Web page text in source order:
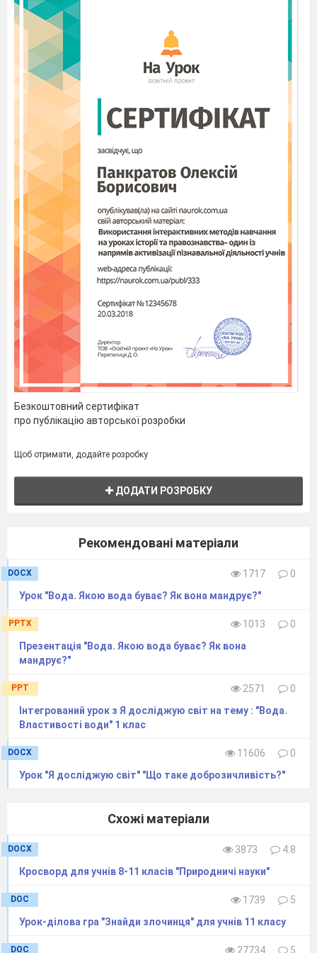
про дружбу.
2.
павутинки
Розмірковує якими
рисами має володіти
друг.
Стіна слів
Розширення
словникового запасу
4.
Гра «Мої
таємниці»
Підтримує та
сприймає інших;
ділиться своїми
почуттями.
Вивчення нового матеріалу
1.
Слухання та
обговорення
ситуації. Метод
З повагою сприймає
усні репліки учителя
й однокласників,
доречно реагує на
усну інформацію в
2.
Вправа «Сіамські
близнюки»
Формувати навички
команді, уміння
функції в команді.
3.
Технологія
речення»
Вступає в діалог на
зацікавленість.
4.
Збільшення
працездатності,
самопочуття.
5.
Розв’язання
Описує зміни
почуттів, настрою.
6.
Гра-розминка
«Це мійкр ащий
Вступає в діалог,
Закріплення та осмислення матеріалу
та
люди стають
друзями/ворогами;
встановлює, що
кожного, усі люди
можуть дружити.
Збирає дані, що
Безкоштовний сертифікат
про публікацію авторської розробки
Щоб отримати, додайте розробку
ДОДАТИ РОЗРОБКУ
Рекомендовані матеріали
DOCX 1717
0
Урок "Вода. Якою вода буває? Як вона мандрує?"
PPTX 1013
0
Презентація "Вода. Якою вода буває? Як вона
мандрує?"
PPT 2571
0
Інтегрований урок з Я досліджую світ на тему : "Вода.
Властивості води" 1 клас
DOCX 11606
0
Урок "Я досліджую світ" "Що таке доброзичливість?"
Схожі матеріали
DOCX 3873
4.8
Кросворд для учнів 8-11 класів "Природничі науки"
DOC 1739
5
Урок-ділова гра "Знайди злочинця" для учнів 11 класу
DOC 27734
5